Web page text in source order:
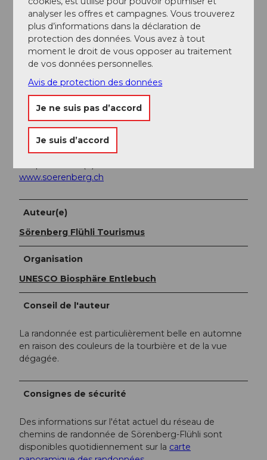
Sörenberg « Glaubenbielen, Parking ». Attention, il n'y
a que quelques courses par jour de Sörenberg au col
de Glaubenbielen !
Planifiez votre voyage avec lehoraire en ligne des
CFF.
Informations supplémentaires / Liens
Sörenberg Flühli Tourisme
Rothornstrasse 21
CH-6174 Sörenberg
www.soerenberg.ch
Auteur(e)
Sörenberg Flühli Tourismus
Organisation
UNESCO Biosphäre Entlebuch
Conseil de l'auteur
La randonnée est particulièrement belle en automne
en raison des couleurs de la tourbière et de la vue
dégagée.
Consignes de sécurité
Des informations sur l'état actuel du réseau de
chemins de randonnée de Sörenberg-Flühli sont
disponibles quotidiennement sur la carte
analyser les offres et campagnes. Vous trouverez
plus d’informations dans la déclaration de
protection des données. Vous avez à tout
moment le droit de vous opposer au traitement
de vos données personnelles.
Avis de protection des données
Je ne suis pas d’accord
Je suis d’accord